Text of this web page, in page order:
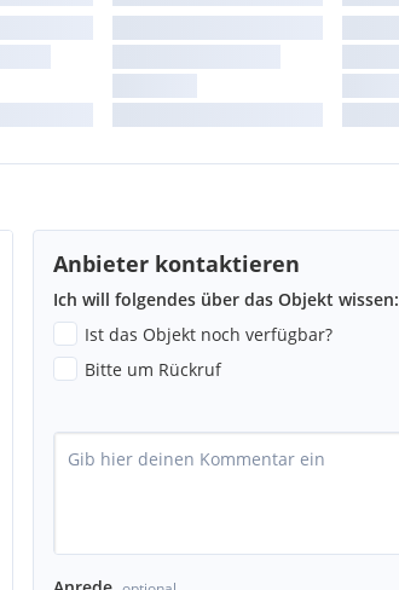
Anbieter kontaktieren
Ich will folgendes über das Objekt wissen:
Ist das Objekt noch verfügbar?
Bitte um Rückruf